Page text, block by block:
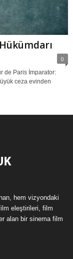
0
de Paris İmparator:
ceza evinden
hem vizyondaki
eleştirileri, film
alan bir sinema film